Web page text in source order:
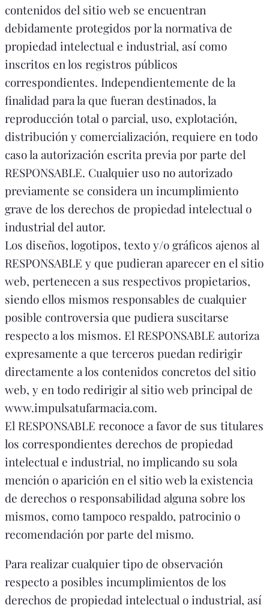
contenidos del sitio web se encuentran
debidamente protegidos por la normativa de
propiedad intelectual e industrial, así como
inscritos en los registros públicos
correspondientes. Independientemente de la
finalidad para la que fueran destinados, la
reproducción total o parcial, uso, explotación,
distribución y comercialización, requiere en todo
caso la autorización escrita previa por parte del
RESPONSABLE. Cualquier uso no autorizado
previamente se considera un incumplimiento
grave de los derechos de propiedad intelectual o
industrial del autor.
Los diseños, logotipos, texto y/o gráficos ajenos al
RESPONSABLE y que pudieran aparecer en el sitio
web, pertenecen a sus respectivos propietarios,
siendo ellos mismos responsables de cualquier
posible controversia que pudiera suscitarse
respecto a los mismos. El RESPONSABLE autoriza
expresamente a que terceros puedan redirigir
directamente a los contenidos concretos del sitio
web, y en todo redirigir al sitio web principal de
www.impulsatufarmacia.com.
El RESPONSABLE reconoce a favor de sus titulares
los correspondientes derechos de propiedad
intelectual e industrial, no implicando su sola
mención o aparición en el sitio web la existencia
de derechos o responsabilidad alguna sobre los
mismos, como tampoco respaldo, patrocinio o
recomendación por parte del mismo.
Para realizar cualquier tipo de observación
respecto a posibles incumplimientos de los
derechos de propiedad intelectual o industrial, así